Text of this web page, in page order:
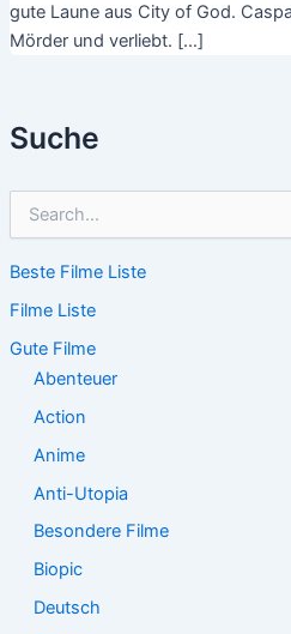
Suche
h
n
n
Beste Filme Liste
Filme Liste
Gute Filme
Abenteuer
Action
Anime
Anti-Utopia
Besondere Filme
Biopic
Deutsch
gute Laune aus City of God.
Mörder und verliebt. […]